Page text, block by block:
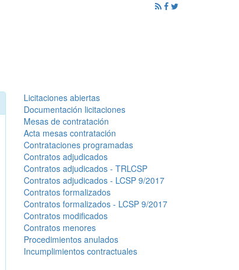
Licitaciones abiertas
Documentación licitaciones
Mesas de contratación
Acta mesas contratación
Contrataciones programadas
Contratos adjudicados
Contratos adjudicados - TRLCSP
Contratos adjudicados - LCSP 9/2017
Contratos formalizados
Contratos formalizados - LCSP 9/2017
Contratos modificados
Contratos menores
Procedimientos anulados
Incumplimientos contractuales